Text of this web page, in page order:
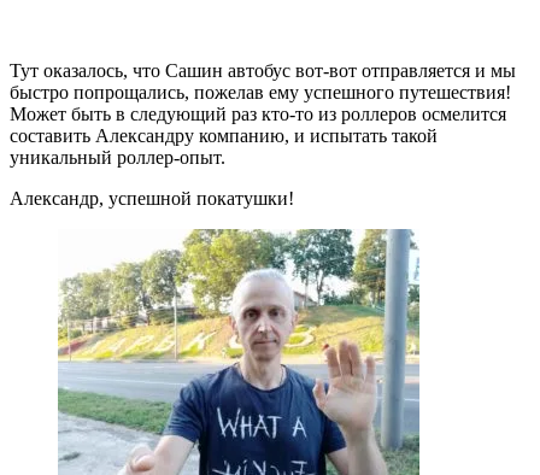
Тут оказалось, что Сашин автобус вот-вот отправляется и мы
быстро попрощались, пожелав ему успешного путешествия!
Может быть в следующий раз кто-то из роллеров осмелится
составить Александру компанию, и испытать такой
уникальный роллер-опыт.
Александр, успешной покатушки!